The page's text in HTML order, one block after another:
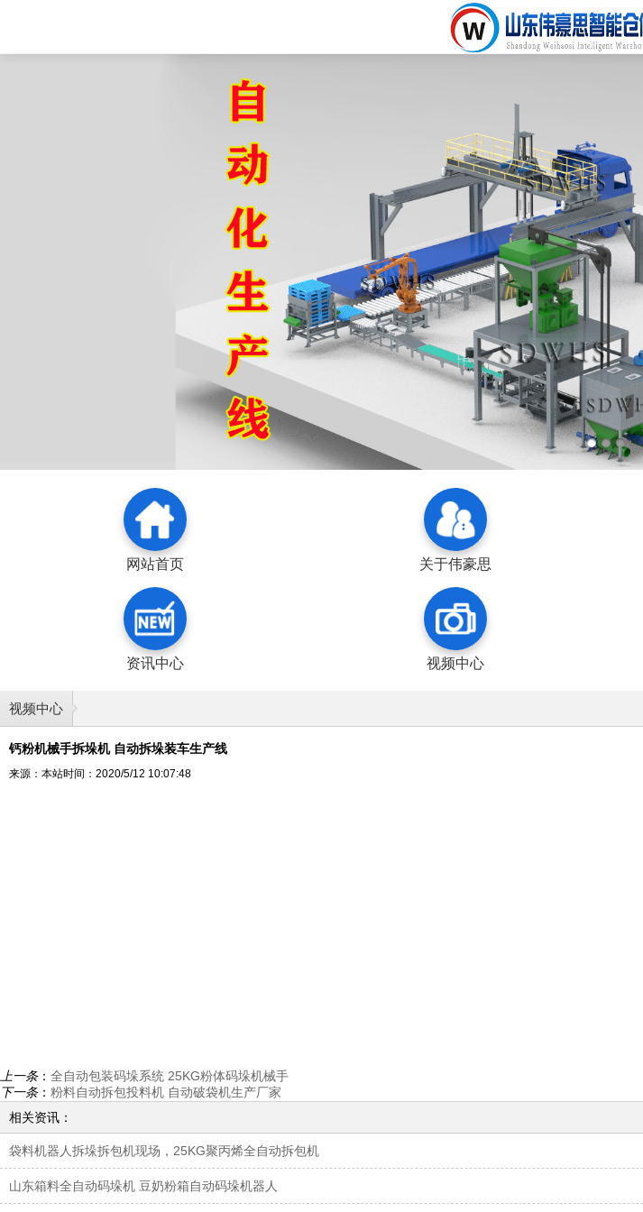
网站首页 关于伟豪思
资讯中心 视频中心
视频中心
钙粉机械手拆垛机 自动拆垛装车生产线
来源：本站时间：2020/5/12 10:07:48
上一条： 全自动包装码垛系统 25KG粉体码垛机械手
下一条： 粉料自动拆包投料机 自动破袋机生产厂家
相关资讯：
袋料机器人拆垛拆包机现场，25KG聚丙烯全自动拆包机
山东箱料全自动码垛机 豆奶粉箱自动码垛机器人